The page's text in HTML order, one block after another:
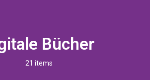
Bücher
21 items